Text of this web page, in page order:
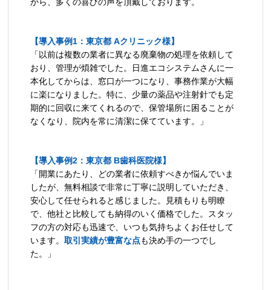
【導入事例1：東京都 Aクリニック様】
「以前は複数の業者に異なる廃棄物の処理を依頼して
おり、管理が煩雑でした。日進エコシステムさんに一
本化してからは、窓口が一つになり、事務作業が大幅
に楽になりました。特に、少量の薬品や注射針でも定
期的に回収に来てくれるので、保管場所に困ることが
なくなり、院内を常に清潔に保てています。」
【導入事例2：東京都 B歯科医院様】
「開業にあたり、どの業者に依頼すべきか悩んでいま
したが、無料相談で非常に丁寧に説明していただき、
安心して任せられると感じました。見積もりも明瞭
で、他社と比較しても納得のいく価格でした。スタッ
フの方の対応も迅速で、いつも気持ちよくお任せして
います。取引実績が豊富な点も決め手の一つでし
た。」